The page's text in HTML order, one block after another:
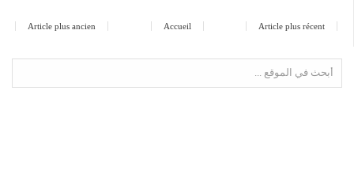
Article plus récent
Article plus ancien Accueil